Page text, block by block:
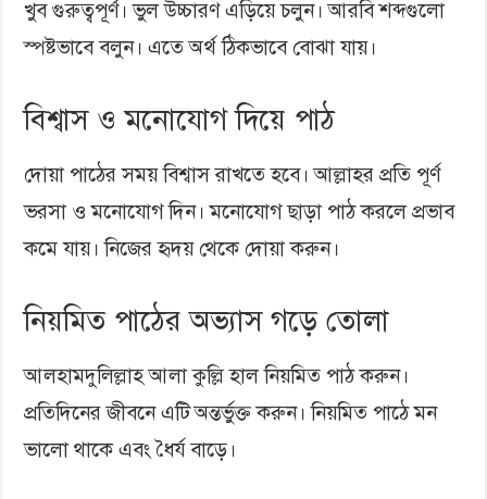
খুব গুরুত্বপূর্ণ। ভুল উচ্চারণ এড়িয়ে চলুন। আরবি শব্দগুলো
স্পষ্টভাবে বলুন। এতে অর্থ ঠিকভাবে বোঝা যায়।
বিশ্বাস ও মনোযোগ দিয়ে পাঠ
দোয়া পাঠের সময় বিশ্বাস রাখতে হবে। আল্লাহর প্রতি পূর্ণ
ভরসা ও মনোযোগ দিন। মনোযোগ ছাড়া পাঠ করলে প্রভাব
কমে যায়। নিজের হৃদয় থেকে দোয়া করুন।
নিয়মিত পাঠের অভ্যাস গড়ে তোলা
আলহামদুলিল্লাহ আলা কুল্লি হাল নিয়মিত পাঠ করুন।
প্রতিদিনের জীবনে এটি অন্তর্ভুক্ত করুন। নিয়মিত পাঠে মন
ভালো থাকে এবং ধৈর্য বাড়ে।